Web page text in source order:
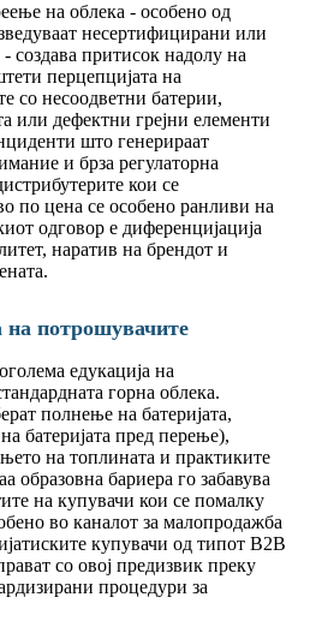
на облека - особено од
несертифицирани или
создава притисок надолу на
перцепцијата на
со несоодветни батерии,
или дефектни грејни елементи
што генерираат
и брза регулаторна
кои се
по цена се особено ранливи на
одговор е диференцијација
наратив на брендот и
на потрошувачите
едукација на
горна облека.
полнење на батеријата,
батеријата пред перење),
на топлината и практиките
образовна бариера го забавува
на купувачи кои се помалку
во каналот за малопродажба
купувачи од типот B2B
со овој предизвик преку
процедури за